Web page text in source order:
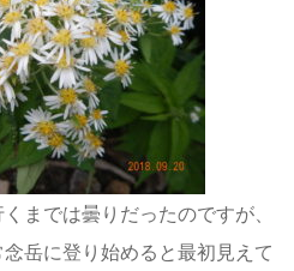
までは曇りだったのですが、
岳に登り始めると最初見えて